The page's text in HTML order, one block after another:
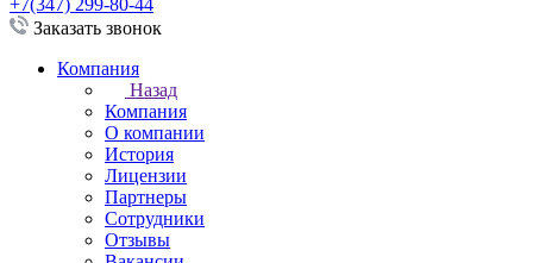
+7(347) 299-80-44
Заказать звонок
Компания
Назад
Компания
О компании
История
Лицензии
Партнеры
Сотрудники
Отзывы